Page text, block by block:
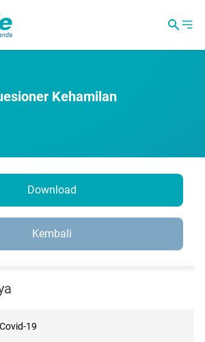
Kehamilan
Download
Kembali
19